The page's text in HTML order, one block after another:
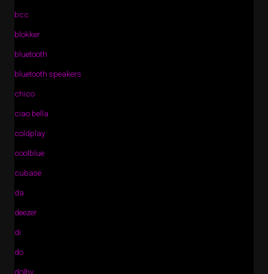
bcc
blokker
bluetooth
bluetooth speakers
chico
ciao bella
coldplay
coolblue
cubase
da
deezer
di
do
dolby